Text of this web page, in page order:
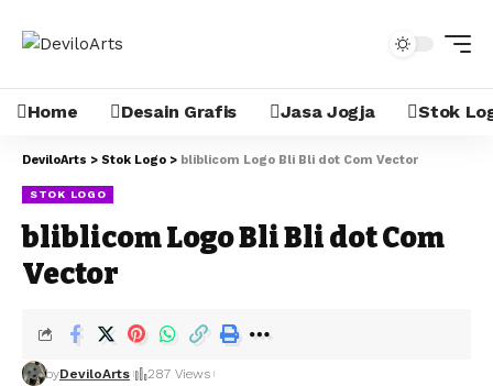
Home Desain Grafis Jasa Jogja Stok
DeviloArts > Stok Logo > bliblicom Logo Bli Bli dot Com Vector
STOK LOGO
bliblicom Logo Bli Bli dot Com
Vector
byDeviloArts 287 Views